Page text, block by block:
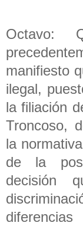
Octavo:
manifiesto
ilegal,
la filiación
Troncoso,
la
de la
decisión